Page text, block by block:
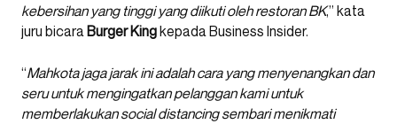
kebersihan yang tinggi yang diikuti oleh restoran BK,” kata
juru bicara Burger Kingkepada Business Insider.
“Mahkota jaga jarak ini adalah cara yang menyenangkan dan
seru untuk mengingatkan pelanggan kami untuk
memberlakukan social distancing sembari menikmati